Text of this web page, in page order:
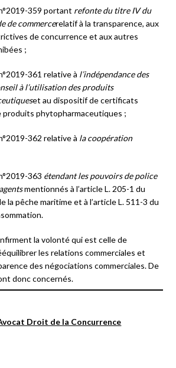
359 portant refonte du titre IV du
de commercerelatif à la transparence, aux
de concurrence et aux autres
;
361 relative à l’indépendance des
à l’utilisation des produits
et au dispositif de certificats
produits phytopharmaceutiques ;
362 relative à la coopération
363 étendant les pouvoirs de police
mentionnés à l’article L. 205-1 du
la pêche maritime et à l’article L. 511-3 du
la volonté qui est celle de
les relations commerciales et
des négociations commerciales. De
donc concernés.
Droit de la Concurrence